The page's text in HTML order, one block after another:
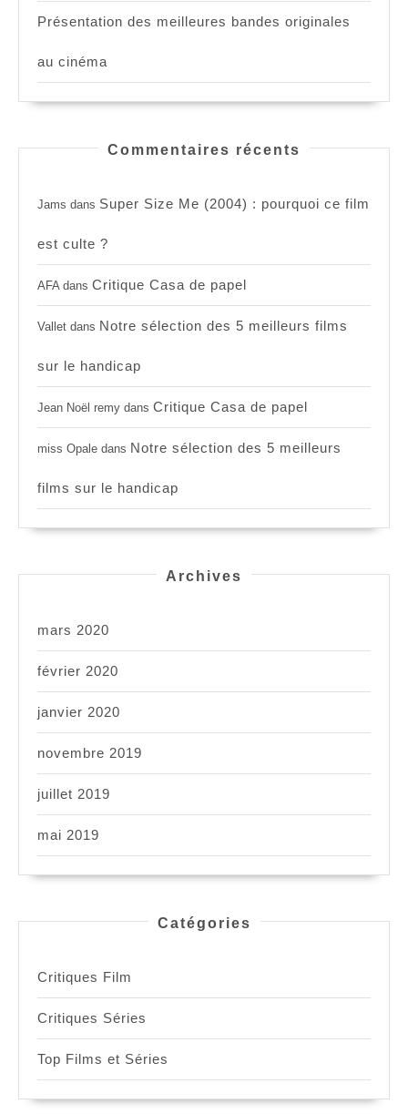
Présentation des meilleures bandes originales
au cinéma
Commentaires récents
Jams dans Super Size Me (2004) : pourquoi ce film
est culte ?
AFA dans Critique Casa de papel
Vallet dans Notre sélection des 5 meilleurs films
sur le handicap
Jean Noël remy dans Critique Casa de papel
miss Opale dans Notre sélection des 5 meilleurs
films sur le handicap
Archives
mars 2020
février 2020
janvier 2020
novembre 2019
juillet 2019
mai 2019
Catégories
Critiques Film
Critiques Séries
Top Films et Séries